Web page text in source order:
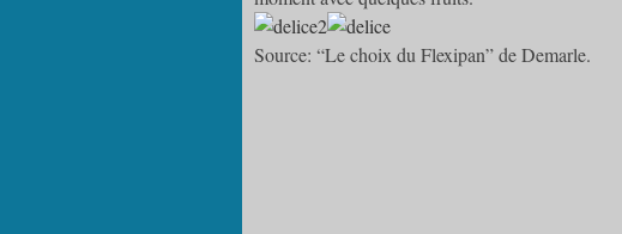
Source: “Le choix du Flexipan” de Demarle.